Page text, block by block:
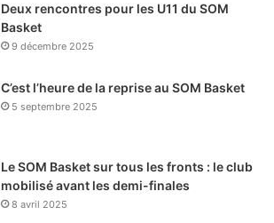
Deux rencontres pour les U11 du SOM
Basket
9 décembre 2025
C’est l’heure de la reprise au SOM Basket
5 septembre 2025
Le SOM Basket sur tous les fronts : le club
mobilisé avant les demi-finales
8 avril 2025